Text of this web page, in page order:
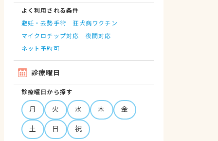
よく利用される条件
避妊・去勢手術
狂犬病ワクチン
マイクロチップ対応
夜間対応
ネット予約可
診療曜日
診療曜日から探す
月 火 水 木
金
土
日 祝